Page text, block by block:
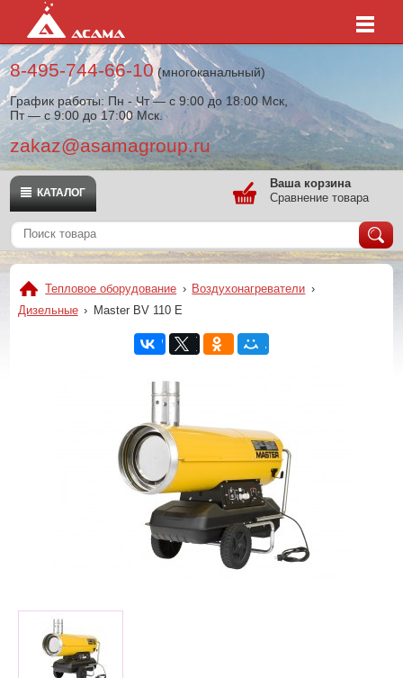
8-495-744-66-10(многоканальный)
График работы: Пн - Чт — с 9:00 до 18:00 Мск,
Пт — с 9:00 до 17:00 Мск.
zakaz@asamagroup.ru
КАТАЛОГ
Ваша корзина
Сравнение товара
Тепловое оборудование › Воздухонагреватели ›
Дизельные › Master BV 110 E